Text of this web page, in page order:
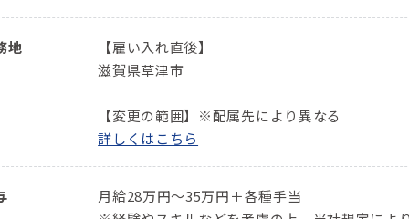
地
【雇い入れ直後】
滋賀県草津市
【変更の範囲】※配属先により異なる
詳しくはこちら
月給28万円～35万円＋各種手当